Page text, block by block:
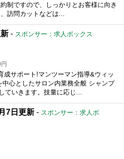
制ですので、しっかりとお客様に向き
訪問カットなどは...
- スポンサー：求人ボックス
成サポート!マンツーマン指導&ウィッ
心としたサロン内業務全般 シャンプ
ていきます。技量に応じ...
7日更新 - スポンサー：求人ボ